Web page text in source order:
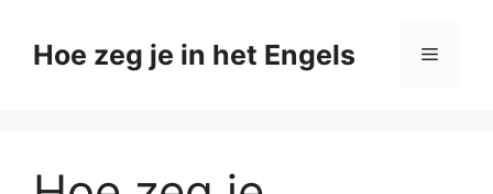
naarHoe zeg je in het Engels Menu